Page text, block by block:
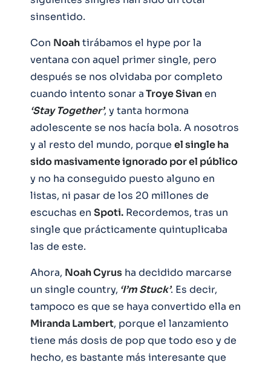
sinsentido.
Con Noahtirábamos el hype por la
ventana con aquel primer single, pero
después se nos olvidaba por completo
cuando intento sonar aTroye Sivanen
‘Stay Together’, y tanta hormona
adolescente se nos hacía bola. A nosotros
y al resto del mundo, porque el single ha
sido masivamente ignorado por el público
y no ha conseguido puesto alguno en
listas, ni pasar de los 20 millones de
escuchas en Spoti. Recordemos, tras un
single que prácticamente quintuplicaba
las de este.
Ahora, Noah Cyrus ha decidido marcarse
un single country, ‘I’m Stuck’. Es decir,
tampoco es que se haya convertido ella en
Miranda Lambert, porque el lanzamiento
tiene más dosis de pop que todo eso y de
hecho, es bastante más interesante que